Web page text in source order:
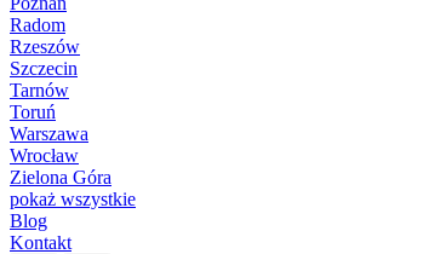
Radom
Rzeszów
Szczecin
Tarnów
Toruń
Warszawa
Wrocław
Zielona Góra
pokaż wszystkie
Blog
Kontakt